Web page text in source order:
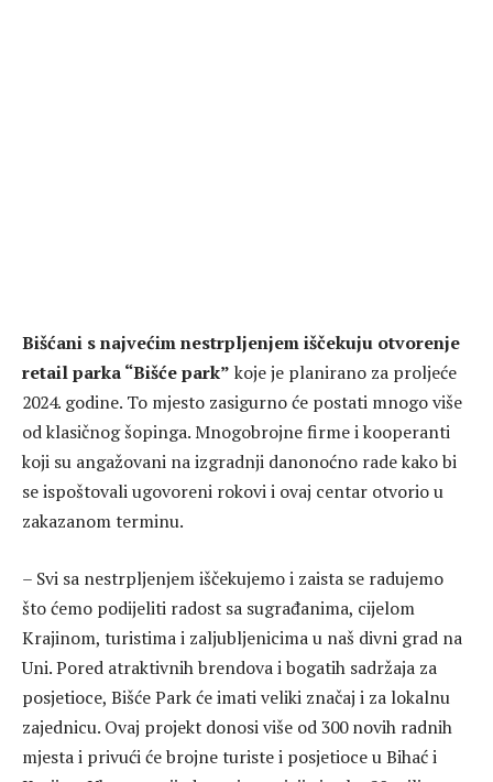
Bišćani s najvećim nestrpljenjem iščekuju otvorenje
retail parka “Bišće park” koje je planirano za proljeće
2024. godine. To mjesto zasigurno će postati mnogo više
od klasičnog šopinga. Mnogobrojne firme i kooperanti
koji su angažovani na izgradnji danonoćno rade kako bi
se ispoštovali ugovoreni rokovi i ovaj centar otvorio u
zakazanom terminu.
– Svi sa nestrpljenjem iščekujemo i zaista se radujemo
što ćemo podijeliti radost sa sugrađanima, cijelom
Krajinom, turistima i zaljubljenicima u naš divni grad na
Uni. Pored atraktivnih brendova i bogatih sadržaja za
posjetioce, Bišće Park će imati veliki značaj i za lokalnu
zajednicu. Ovaj projekt donosi više od 300 novih radnih
mjesta i privući će brojne turiste i posjetioce u Bihać i